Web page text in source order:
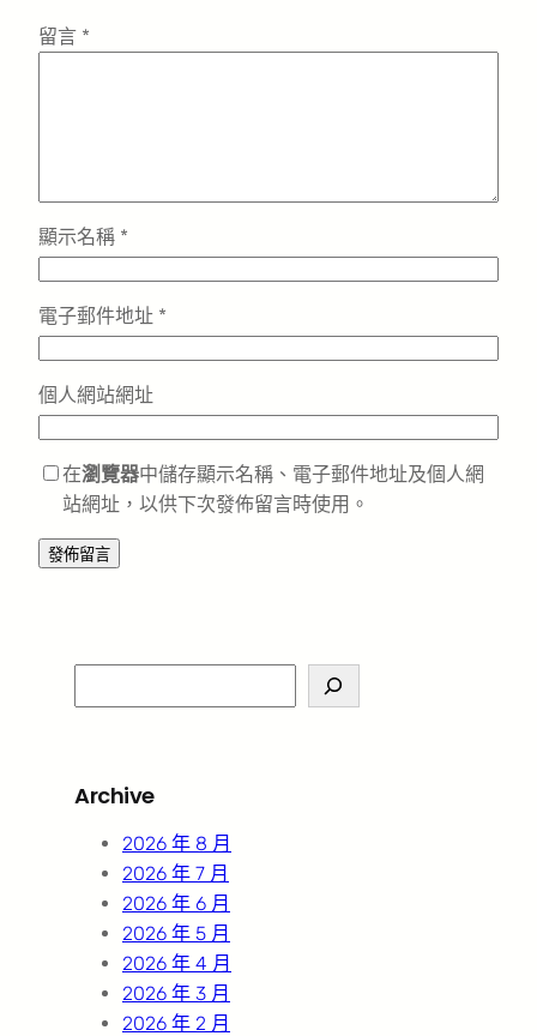
留言 *
顯示名稱 *
電子郵件地址 *
個人網站網址
在瀏覽器中儲存顯示名稱、電子郵件地址及個人網
站網址，以供下次發佈留言時使用。
e
c
Archive
2026 年 8 月
2026 年 7 月
2026 年 6 月
2026 年 5 月
2026 年 4 月
2026 年 3 月
2026 年 2 月